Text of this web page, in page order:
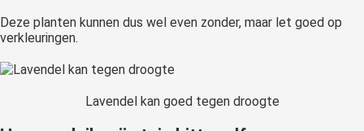
Deze planten kunnen dus wel even zonder, maar let goed op
verkleuringen.
Lavendel kan goed tegen droogte